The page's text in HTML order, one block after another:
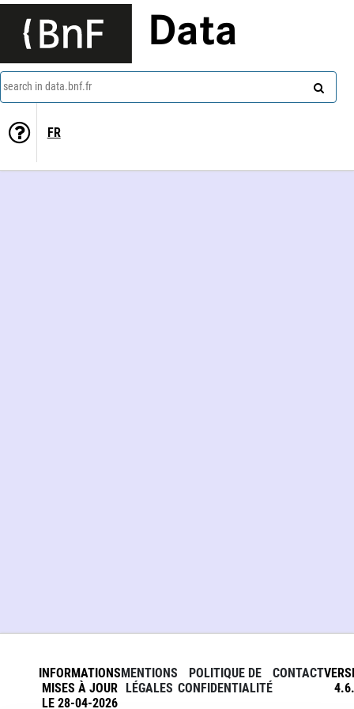
Data
search in data.bnf.fr
FR
INFORMATIONS
MISES À JOUR
LE 28-04-2026
MENTIONS
LÉGALES
POLITIQUE DE
CONFIDENTIALITÉ
CONTACT